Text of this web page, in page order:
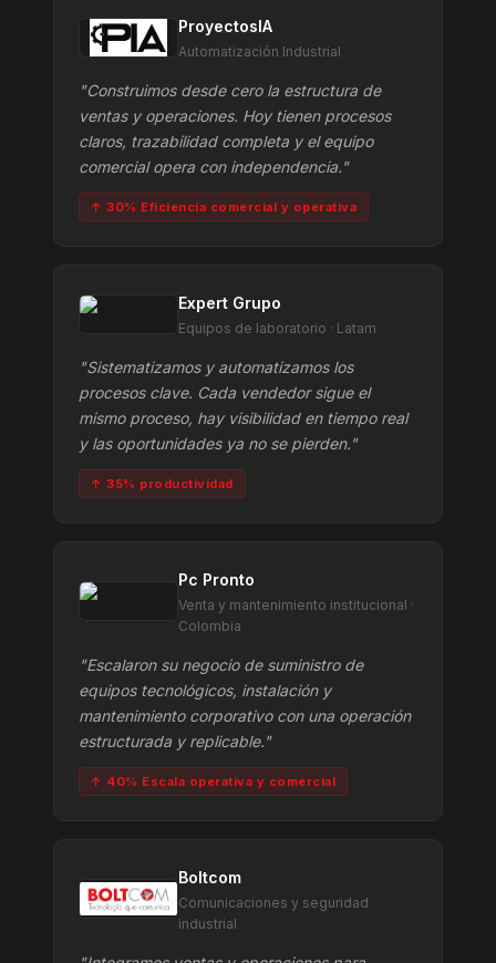
ProyectosIA
Automatización Industrial
"Construimos desde cero la estructura de
ventas y operaciones. Hoy tienen procesos
claros, trazabilidad completa y el equipo
comercial opera con independencia."
↑ 30% Eficiencia comercial y operativa
Expert Grupo
Equipos de laboratorio · Latam
"Sistematizamos y automatizamos los
procesos clave. Cada vendedor sigue el
mismo proceso, hay visibilidad en tiempo real
y las oportunidades ya no se pierden."
↑ 35% productividad
Pc Pronto
Venta y mantenimiento institucional ·
Colombia
"Escalaron su negocio de suministro de
equipos tecnológicos, instalación y
mantenimiento corporativo con una operación
estructurada y replicable."
↑ 40% Escala operativa y comercial
Boltcom
Comunicaciones y seguridad
industrial